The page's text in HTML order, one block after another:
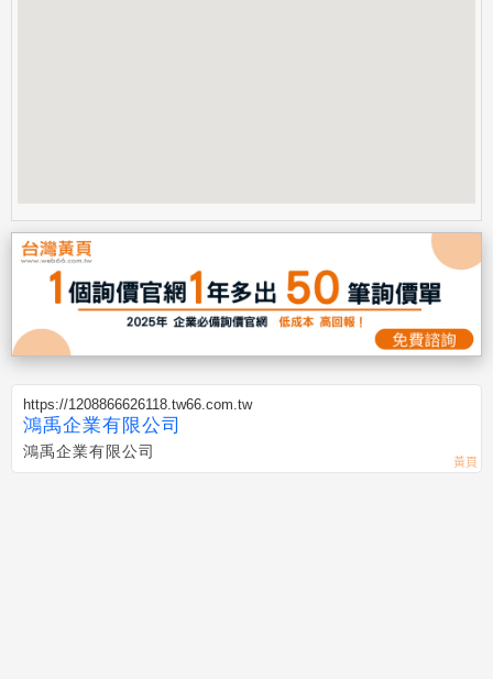
https://1208866626118.tw66.com.tw
鴻禹企業有限公司
鴻禹企業有限公司